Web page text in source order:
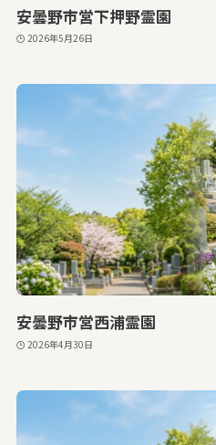
安曇野市営下押野霊園
2026年5月26日
安曇野市営西浦霊園
2026年4月30日